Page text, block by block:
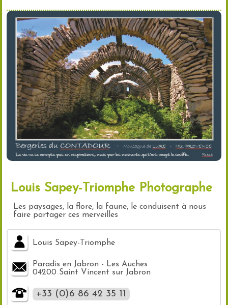
Louis Sapey-Triomphe Photographe
Les paysages, la flore, la faune, le conduisent à nous
faire partager ces merveilles
Louis Sapey-Triomphe
Paradis en Jabron - Les Auches
04200 Saint Vincent sur Jabron
+33 (0)6 86 42 35 11